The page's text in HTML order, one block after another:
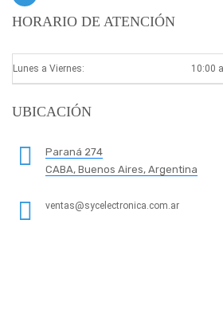
HORARIO DE ATENCIÓN
Lunes a Viernes: 10:00
UBICACIÓN
Paraná 274
CABA, Buenos Aires, Argentina
ventas@sycelectronica.com.ar